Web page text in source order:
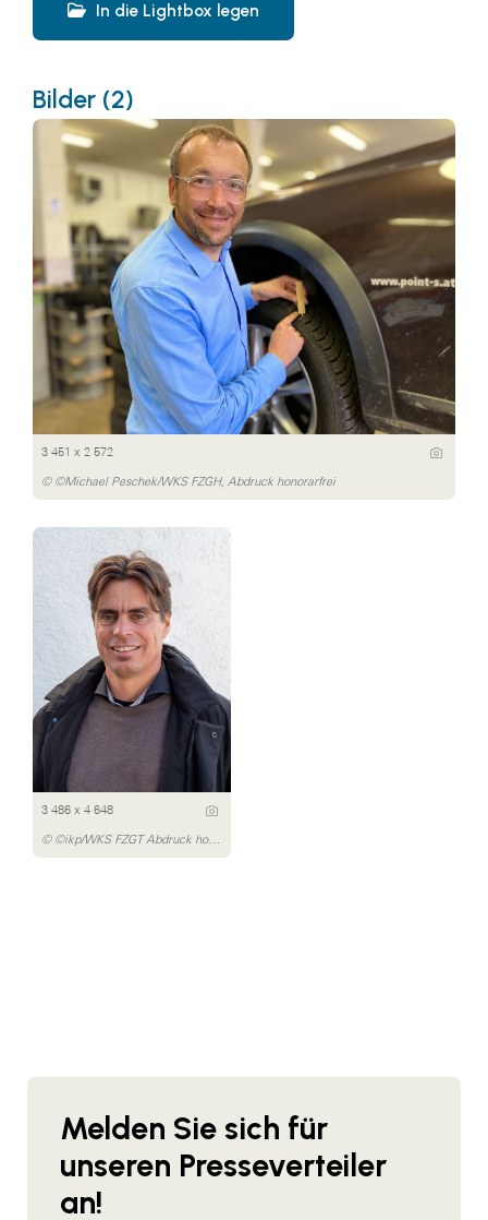
In die Lightbox legen
Bilder (2)
3 451 x 2 572
© ©Michael Peschek/WKS FZGH, Abdruck honorarfrei
3 486 x 4 648
© ©ikp/WKS FZGT Abdruck honorarfrei
Melden Sie sich für
unseren Presseverteiler
an!